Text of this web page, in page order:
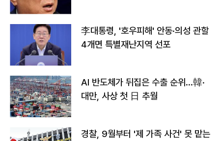
李대통령, '호우피해' 안동·의성 관할
4개면 특별재난지역 선포
AI 반도체가 뒤집은 수출 순위…韓·
대만, 사상 첫 日 추월
경찰, 9월부터 '제 가족 사건' 못 맡는